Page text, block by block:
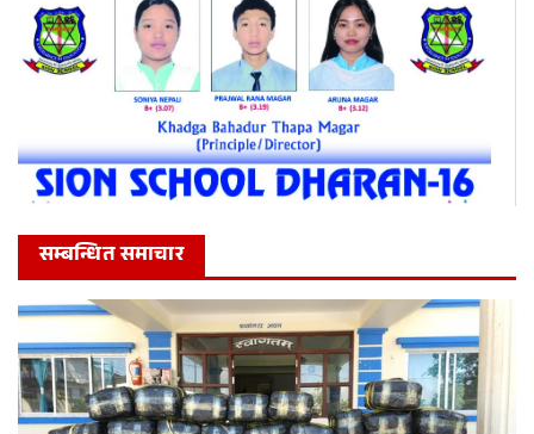
सम्बन्धित समाचार